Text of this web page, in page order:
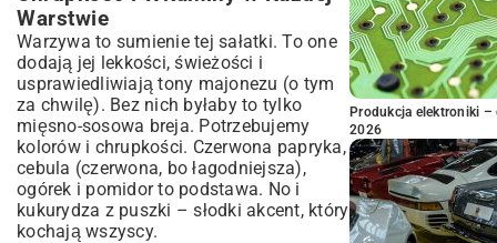
Warstwie
Warzywa to sumienie tej sałatki. To one
dodają jej lekkości, świeżości i
usprawiedliwiają tony majonezu (o tym
za chwilę). Bez nich byłaby to tylko
mięsno-sosowa breja. Potrzebujemy
kolorów i chrupkości. Czerwona papryka,
cebula (czerwona, bo łagodniejsza),
ogórek i pomidor to podstawa. No i
kukurydza z puszki – słodki akcent, który
kochają wszyscy.
Produkcja elektroniki –
2026